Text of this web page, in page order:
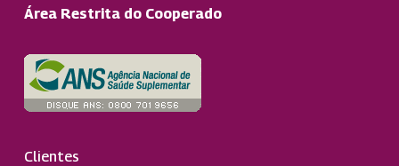
Área Restrita do Cooperado
Clientes